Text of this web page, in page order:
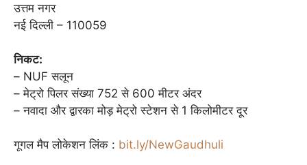
उत्तम नगर
नई दिल्ली – 110059
निकट:
– NUF सलून
– मेट्रो पिलर संख्या 752 से 600 मीटर अंदर
– नवादा और द्वारका मोड़ मेट्रो स्टेशन से 1 किलोमीटर दूर
गूगल मैप लोकेशन लिंक : bit.ly/NewGaudhuli